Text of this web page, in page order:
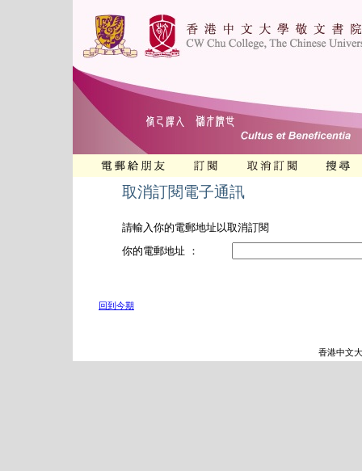
取消訂閱電子通訊
請輸入你的電郵地址以取消訂閱
你的電郵地址 ：
回到今期
香港中文